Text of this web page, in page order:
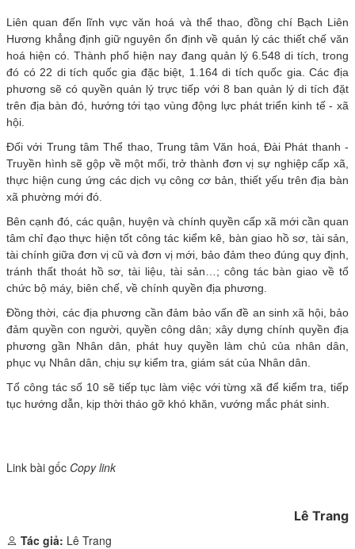
Liên quan đến lĩnh vực văn hoá và thể thao, đồng chí Bạch Liên
Hương khẳng định giữ nguyên ổn định về quản lý các thiết chế văn
hoá hiện có. Thành phố hiện nay đang quản lý 6.548 di tích, trong
đó có 22 di tích quốc gia đặc biệt, 1.164 di tích quốc gia. Các địa
phương sẽ có quyền quản lý trực tiếp với 8 ban quản lý di tích đặt
trên địa bàn đó, hướng tới tạo vùng động lực phát triển kinh tế - xã
hội.
Đối với Trung tâm Thể thao, Trung tâm Văn hoá, Đài Phát thanh -
Truyền hình sẽ gộp về một mối, trở thành đơn vị sự nghiệp cấp xã,
thực hiện cung ứng các dịch vụ công cơ bản, thiết yếu trên địa bàn
xã phường mới đó.
Bên cạnh đó, các quận, huyện và chính quyền cấp xã mới cần quan
tâm chỉ đạo thực hiện tốt công tác kiểm kê, bàn giao hồ sơ, tài sản,
tài chính giữa đơn vị cũ và đơn vị mới, bảo đảm theo đúng quy định,
tránh thất thoát hồ sơ, tài liệu, tài sản…; công tác bàn giao về tổ
chức bộ máy, biên chế, về chính quyền địa phương.
Đồng thời, các địa phương cần đảm bảo vấn đề an sinh xã hội, bảo
đảm quyền con người, quyền công dân; xây dựng chính quyền địa
phương gần Nhân dân, phát huy quyền làm chủ của nhân dân,
phục vụ Nhân dân, chịu sự kiểm tra, giám sát của Nhân dân.
Tổ công tác số 10 sẽ tiếp tục làm việc với từng xã để kiểm tra, tiếp
tục hướng dẫn, kịp thời tháo gỡ khó khăn, vướng mắc phát sinh.
Link bài gốc Copy link
Lê Trang
Tác giả: Lê Trang